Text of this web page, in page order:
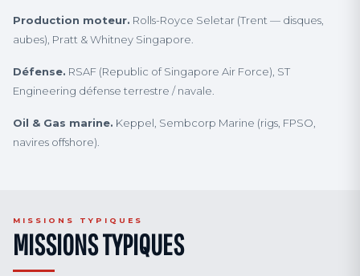
Production moteur. Rolls-Royce Seletar (Trent — disques,
aubes), Pratt & Whitney Singapore.
Défense. RSAF (Republic of Singapore Air Force), ST
Engineering défense terrestre / navale.
Oil & Gas marine. Keppel, Sembcorp Marine (rigs, FPSO,
navires offshore).
MISSIONS TYPIQUES
MISSIONS TYPIQUES